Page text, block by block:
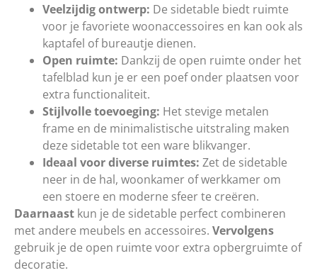
Veelzijdig ontwerp: De sidetable biedt ruimte
voor je favoriete woonaccessoires en kan ook als
kaptafel of bureautje dienen.
Open ruimte: Dankzij de open ruimte onder het
tafelblad kun je er een poef onder plaatsen voor
extra functionaliteit.
Stijlvolle toevoeging: Het stevige metalen
frame en de minimalistische uitstraling maken
deze sidetable tot een ware blikvanger.
Ideaal voor diverse ruimtes: Zet de sidetable
neer in de hal, woonkamer of werkkamer om
een stoere en moderne sfeer te creëren.
Daarnaast kun je de sidetable perfect combineren
met andere meubels en accessoires. Vervolgens
gebruik je de open ruimte voor extra opbergruimte of
decoratie.